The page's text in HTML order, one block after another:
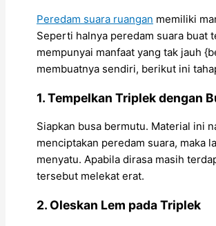
Peredam suara ruangan memiliki
Seperti halnya peredam suara buat
mempunyai manfaat yang tak jauh
membuatnya sendiri, berikut ini
1. Tempelkan Triplek dengan
Siapkan busa bermutu. Material ini
menciptakan peredam suara, maka
menyatu. Apabila dirasa masih
tersebut melekat erat.
2. Oleskan Lem pada Triplek